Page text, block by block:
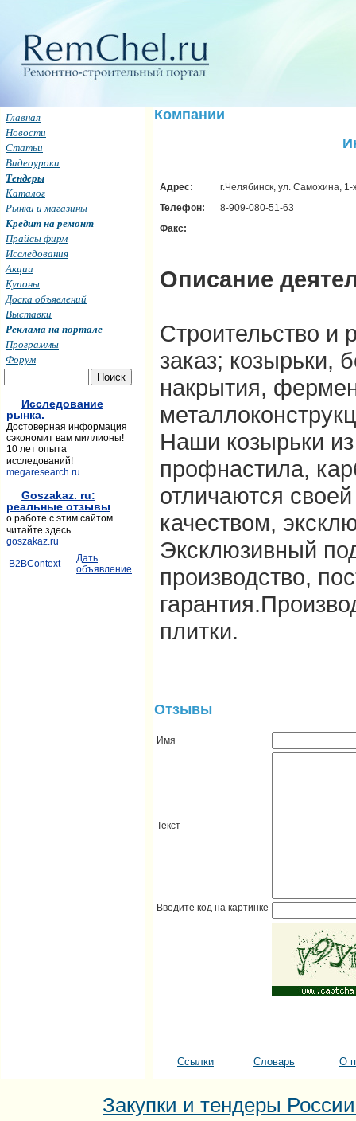
Компании
Адрес:
г.Челябинск, ул. Самохина, 1-
Телефон:
8-909-080-51-63
Факс:
Описание
Строительство и
заказ; козырьки,
накрытия,
Наши козырьки
профнастила,
отличаются
качеством,
Эксклюзивный
производство,
плитки.
Отзывы
Имя
Текст
Введите код на картинке
Ссылки Словарь О
Главная
Новости
Статьи
Видеоуроки
Тендеры
Каталог
Рынки и магазины
Кредит на ремонт
Прайсы фирм
Исследования
Акции
Купоны
Доска объявлений
Выставки
Реклама на портале
Программы
Форум
Исследование
рынка.
Достоверная информация
сэкономит вам миллионы!
10 лет опыта
исследований!
megaresearch.ru
Goszakaz. ru:
реальные отзывы
о работе с этим сайтом
читайте здесь.
goszakaz.ru
B2BContext
Дать
объявление
Закупки и тендеры